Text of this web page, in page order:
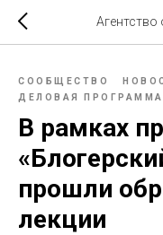
СООБЩЕСТВО
ДЕЛОВАЯ ПРОГРАММА
В рамках
прошли
лекции